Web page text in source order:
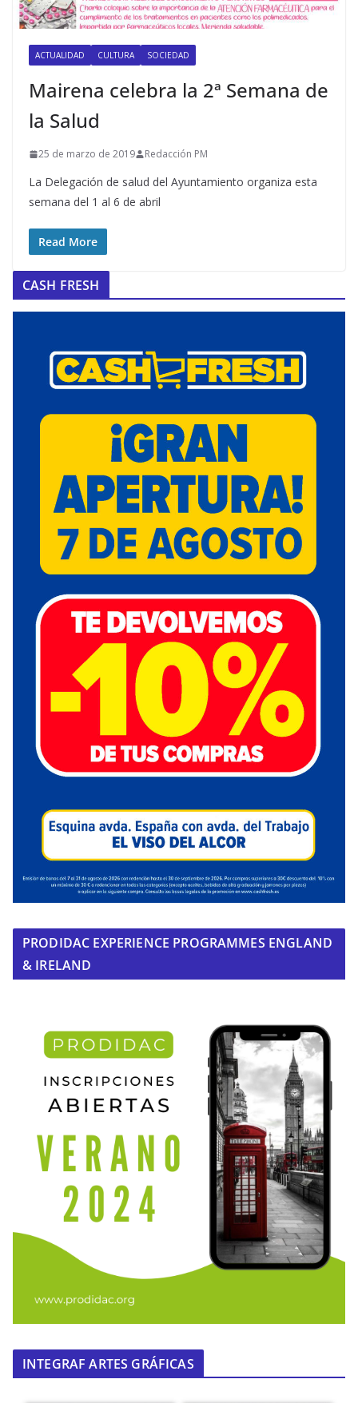
ACTUALIDAD CULTURA SOCIEDAD
Mairena celebra la 2ª Semana de
la Salud
25 de marzo de 2019 Redacción PM
La Delegación de salud del Ayuntamiento organiza esta
semana del 1 al 6 de abril
Read More
CASH FRESH
PRODIDAC EXPERIENCE PROGRAMMES ENGLAND
& IRELAND
INTEGRAF ARTES GRÁFICAS